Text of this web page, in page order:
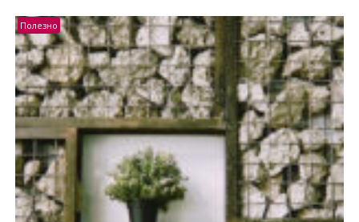
Полезно